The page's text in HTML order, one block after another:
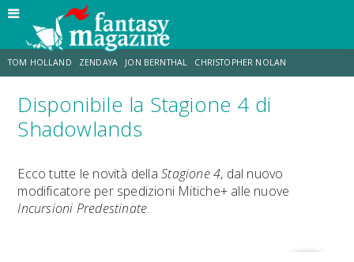
TOM HOLLAND ZENDAYA JON BERNTHAL CHRISTOPHER NOLAN
STRANIMONDI LUCCA COMICS & GAMES ODISSEA CHRIS MCKENNA
Disponibile la Stagione 4 di
Shadowlands
Ecco tutte le novità della Stagione 4, dal nuovo
modificatore per spedizioni Mitiche+ alle nuove
Incursioni Predestinate.